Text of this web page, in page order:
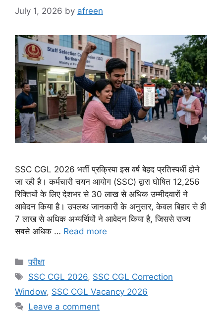
July 1, 2026 by afreen
SSC CGL 2026 भर्ती प्रक्रिया इस वर्ष बेहद प्रतिस्पर्धी होने
जा रही है। कर्मचारी चयन आयोग (SSC) द्वारा घोषित 12,256
रिक्तियों के लिए देशभर से 30 लाख से अधिक उम्मीदवारों ने
आवेदन किया है। उपलब्ध जानकारी के अनुसार, केवल बिहार से ही
7 लाख से अधिक अभ्यर्थियों ने आवेदन किया है, जिससे राज्य
सबसे अधिक … Read more
Categories
परीक्षा
Tags
SSC CGL 2026, SSC CGL Correction
Window, SSC CGL Vacancy 2026
Leave a comment